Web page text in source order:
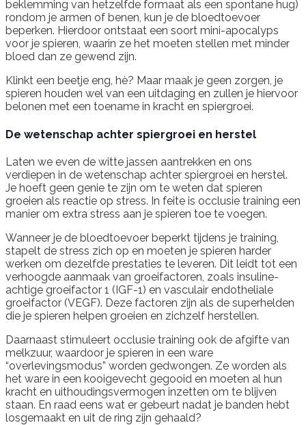
beklemming van hetzelfde formaat als een spontane hug)
rondom je armen of benen, kun je de bloedtoevoer
beperken. Hierdoor ontstaat een soort mini-apocalyps
voor je spieren, waarin ze het moeten stellen met minder
bloed dan ze gewend zijn.
Klinkt een beetje eng, hè? Maar maak je geen zorgen, je
spieren houden wel van een uitdaging en zullen je hiervoor
belonen met een toename in kracht en spiergroei.
De wetenschap achter spiergroei en herstel
Laten we even de witte jassen aantrekken en ons
verdiepen in de wetenschap achter spiergroei en herstel.
Je hoeft geen genie te zijn om te weten dat spieren
groeien als reactie op stress. In feite is occlusie training een
manier om extra stress aan je spieren toe te voegen.
Wanneer je de bloedtoevoer beperkt tijdens je training,
stapelt de stress zich op en moeten je spieren harder
werken om dezelfde prestaties te leveren. Dit leidt tot een
verhoogde aanmaak van groeifactoren, zoals insuline-
achtige groeifactor 1 (IGF-1) en vasculair endotheliale
groeifactor (VEGF). Deze factoren zijn als de superhelden
die je spieren helpen groeien en zichzelf herstellen.
Daarnaast stimuleert occlusie training ook de afgifte van
melkzuur, waardoor je spieren in een ware
“overlevingsmodus” worden gedwongen. Ze worden als
het ware in een kooigevecht gegooid en moeten al hun
kracht en uithoudingsvermogen inzetten om te blijven
staan. En raad eens wat er gebeurt nadat je banden hebt
losgemaakt en uit de ring zijn gehaald?